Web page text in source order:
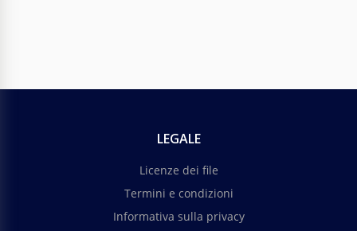
LEGALE
Licenze dei file
Termini e condizioni
Informativa sulla privacy